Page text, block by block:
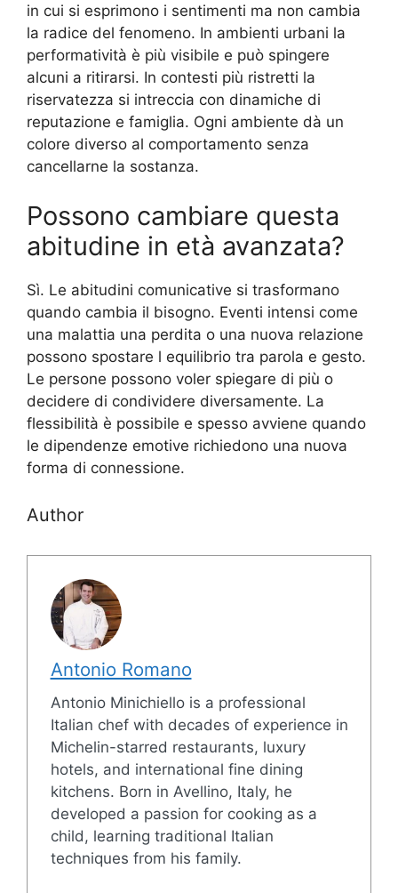
in cui si esprimono i sentimenti ma non cambia
la radice del fenomeno. In ambienti urbani la
performatività è più visibile e può spingere
alcuni a ritirarsi. In contesti più ristretti la
riservatezza si intreccia con dinamiche di
reputazione e famiglia. Ogni ambiente dà un
colore diverso al comportamento senza
cancellarne la sostanza.
Possono cambiare questa
abitudine in età avanzata?
Sì. Le abitudini comunicative si trasformano
quando cambia il bisogno. Eventi intensi come
una malattia una perdita o una nuova relazione
possono spostare l equilibrio tra parola e gesto.
Le persone possono voler spiegare di più o
decidere di condividere diversamente. La
flessibilità è possibile e spesso avviene quando
le dipendenze emotive richiedono una nuova
forma di connessione.
Author
Antonio Romano
Antonio Minichiello is a professional
Italian chef with decades of experience in
Michelin-starred restaurants, luxury
hotels, and international fine dining
kitchens. Born in Avellino, Italy, he
developed a passion for cooking as a
child, learning traditional Italian
techniques from his family.